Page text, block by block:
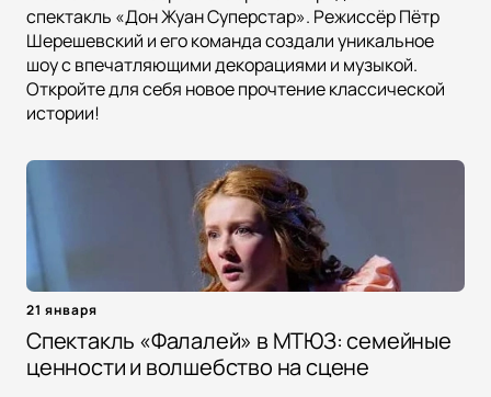
спектакль «Дон Жуан Суперстар». Режиссёр Пётр
Шерешевский и его команда создали уникальное
шоу с впечатляющими декорациями и музыкой.
Откройте для себя новое прочтение классической
истории!
21 января
Спектакль «Фалалей» в МТЮЗ: семейные
ценности и волшебство на сцене